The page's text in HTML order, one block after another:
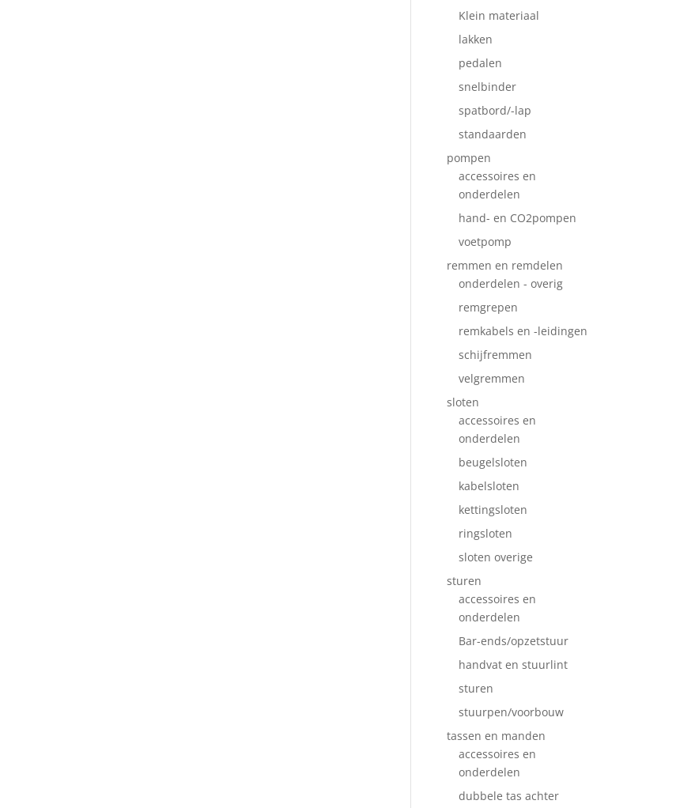
Klein materiaal
lakken
pedalen
snelbinder
spatbord/-lap
standaarden
pompen
accessoires en
onderdelen
hand- en CO2pompen
voetpomp
remmen en remdelen
onderdelen - overig
remgrepen
remkabels en -leidingen
schijfremmen
velgremmen
sloten
accessoires en
onderdelen
beugelsloten
kabelsloten
kettingsloten
ringsloten
sloten overige
sturen
accessoires en
onderdelen
Bar-ends/opzetstuur
handvat en stuurlint
sturen
stuurpen/voorbouw
tassen en manden
accessoires en
onderdelen
dubbele tas achter